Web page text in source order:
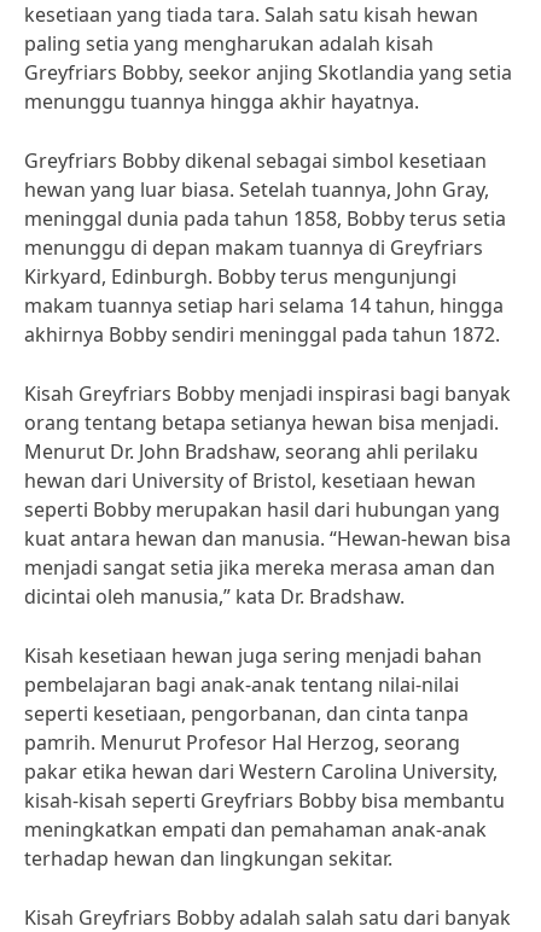
kesetiaan yang tiada tara. Salah satu kisah hewan
paling setia yang mengharukan adalah kisah
Greyfriars Bobby, seekor anjing Skotlandia yang setia
menunggu tuannya hingga akhir hayatnya.
Greyfriars Bobby dikenal sebagai simbol kesetiaan
hewan yang luar biasa. Setelah tuannya, John Gray,
meninggal dunia pada tahun 1858, Bobby terus setia
menunggu di depan makam tuannya di Greyfriars
Kirkyard, Edinburgh. Bobby terus mengunjungi
makam tuannya setiap hari selama 14 tahun, hingga
akhirnya Bobby sendiri meninggal pada tahun 1872.
Kisah Greyfriars Bobby menjadi inspirasi bagi banyak
orang tentang betapa setianya hewan bisa menjadi.
Menurut Dr. John Bradshaw, seorang ahli perilaku
hewan dari University of Bristol, kesetiaan hewan
seperti Bobby merupakan hasil dari hubungan yang
kuat antara hewan dan manusia. “Hewan-hewan bisa
menjadi sangat setia jika mereka merasa aman dan
dicintai oleh manusia,” kata Dr. Bradshaw.
Kisah kesetiaan hewan juga sering menjadi bahan
pembelajaran bagi anak-anak tentang nilai-nilai
seperti kesetiaan, pengorbanan, dan cinta tanpa
pamrih. Menurut Profesor Hal Herzog, seorang
pakar etika hewan dari Western Carolina University,
kisah-kisah seperti Greyfriars Bobby bisa membantu
meningkatkan empati dan pemahaman anak-anak
terhadap hewan dan lingkungan sekitar.
Kisah Greyfriars Bobby adalah salah satu dari banyak